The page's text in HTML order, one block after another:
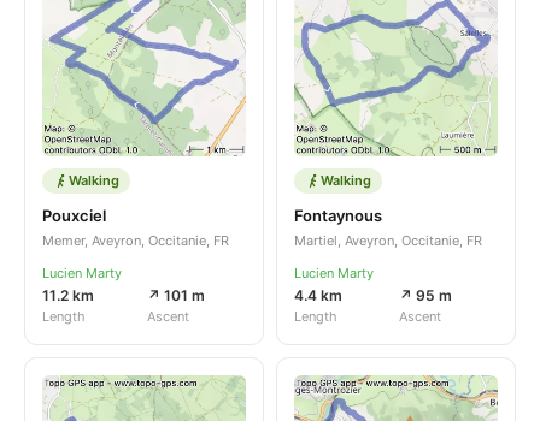
Walking
Pouxciel
Memer, Aveyron, Occitanie, FR
Lucien Marty
11.2 km
Length
↗ 101 m
Ascent
Walking
Fontaynous
Martiel, Aveyron, Occitanie, FR
Lucien Marty
4.4 km
Length
↗ 95 m
Ascent